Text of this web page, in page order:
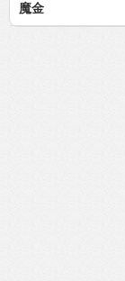
魔金